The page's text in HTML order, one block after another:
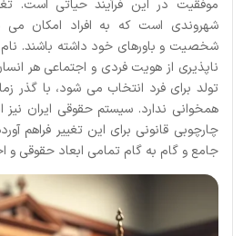
موفقیت در این فرآیند حیاتی است.
شهروندی است که به افراد امکان می
شخصیت و باورهای خود داشته باشند.
ناپذیری از هویت فردی و اجتماعی هر
تولد برای فرد انتخاب می شود، با گذر
همخوانی ندارد. سیستم حقوقی ایران نیز
چارچوبی قانونی برای این تغییر فراهم
جامع و گام به گام تمامی ابعاد حقوقی و